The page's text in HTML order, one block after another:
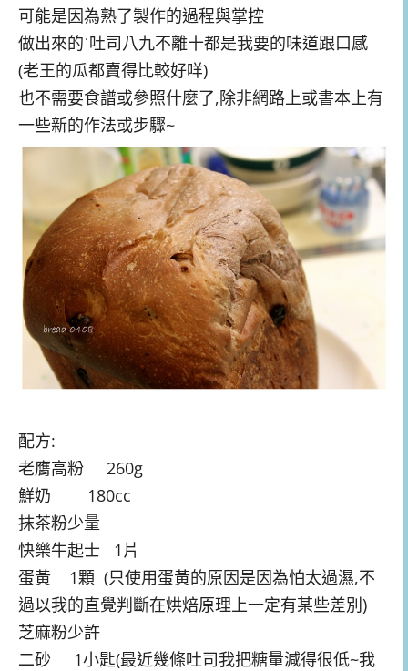
可能是因為熟了製作的過程與掌控
做出來的˙吐司八九不離十都是我要的味道跟口感
(老王的瓜都賣得比較好咩)
也不需要食譜或參照什麼了,除非網路上或書本上有
一些新的作法或步驟~
配方:
老膺高粉 260g
鮮奶 180cc
抹茶粉少量
快樂牛起士 1片
蛋黃 1顆 (只使用蛋黃的原因是因為怕太過濕,不
過以我的直覺判斷在烘焙原理上一定有某些差別)
芝麻粉少許
二砂 1小匙(最近幾條吐司我把糖量減得很低~我